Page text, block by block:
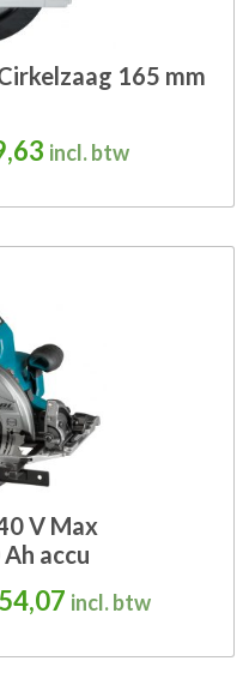
165 mm
prijs
Huidige prijs is:
incl. btw
V Max
accu
prijs
Huidige prijs
incl. btw